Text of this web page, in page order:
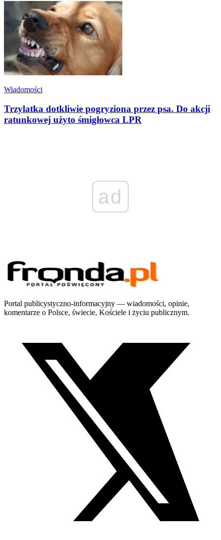
Wiadomości
Trzylatka dotkliwie pogryziona przez psa. Do akcji
ratunkowej użyto śmigłowca LPR
ad
Portal publicystyczno-informacyjny — wiadomości, opinie,
komentarze o Polsce, świecie, Kościele i życiu publicznym.